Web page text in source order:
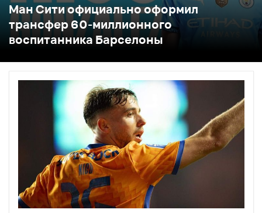
Ман Сити официально оформил
трансфер 60-миллионного
воспитанника Барселоны